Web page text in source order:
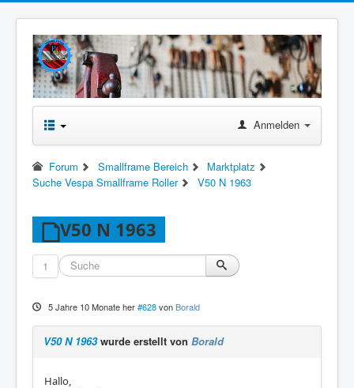
Anmelden
Forum Smallframe Bereich
Marktplatz
Suche Vespa Smallframe Roller
V50 N 1963
V50 N 1963
1
5 Jahre 10 Monate her #628 vonBorald
V50 N 1963wurde erstellt von Borald
Hallo,